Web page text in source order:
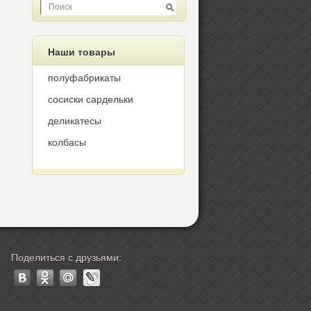
Наши товары
полуфабрикаты
сосиски сардельки
деликатесы
колбасы
Поделиться с друзьями: